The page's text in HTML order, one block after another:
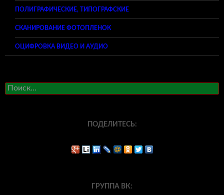
ПОЛИГРАФИЧЕСКИЕ, ТИПОГРАФСКИЕ
СКАНИРОВАНИЕ ФОТОПЛЕНОК
ОЦИФРОВКА ВИДЕО И АУДИО
Найти:
ПОДЕЛИТЕСЬ:
ГРУППА ВК: